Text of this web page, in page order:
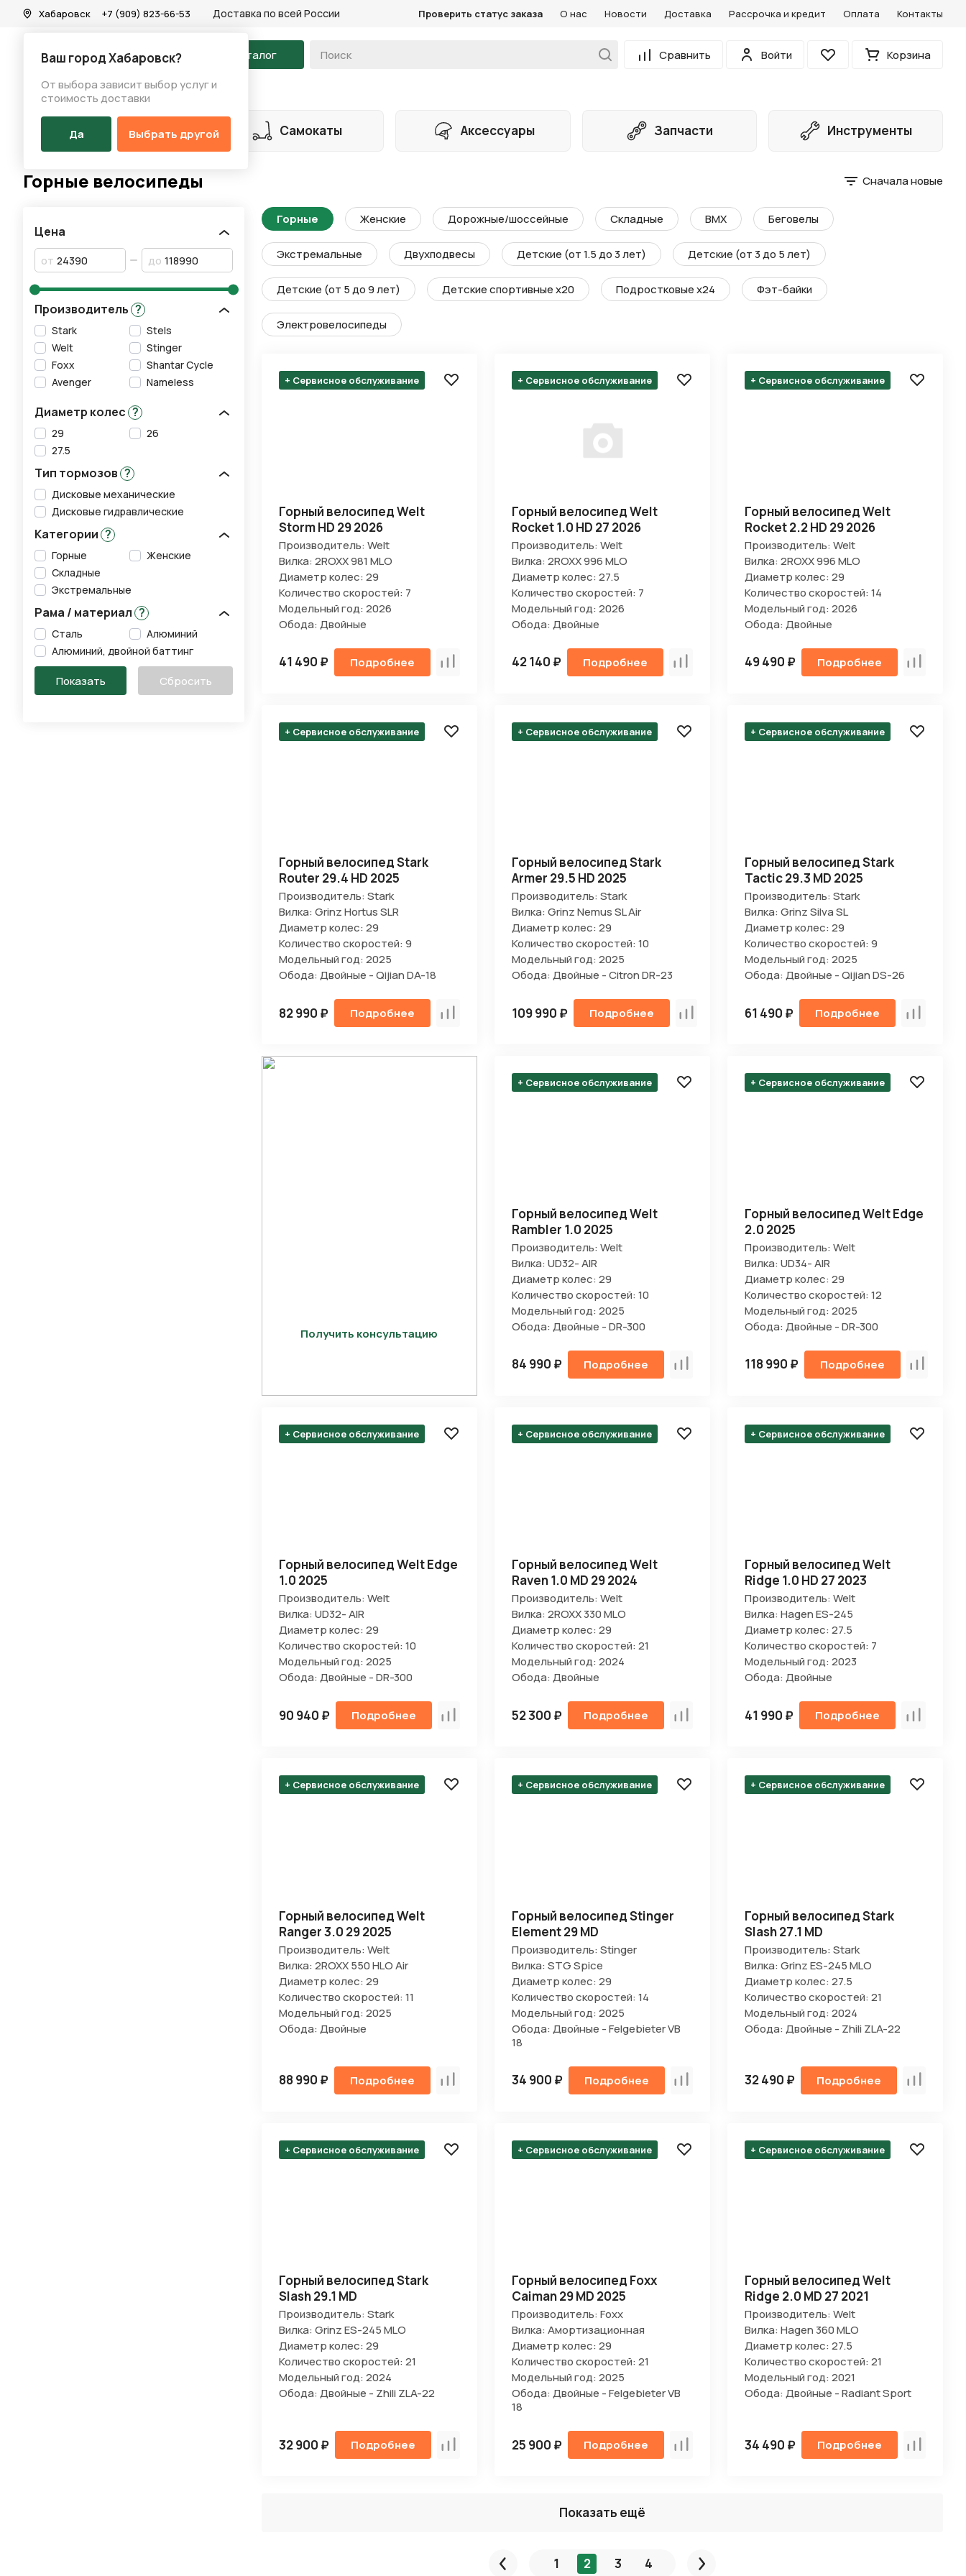
Хабаровск
Ваш город Хабаровск?
От выбора зависит выбор услуг и
стоимость доставки
Да Выбрать другой
+7 (909) 823-66-53 Доставка по всей России Проверить статус заказа О нас Новости Доставка Рассрочка и кредит Оплата Контакты
На главную Каталог Сравнить
Войти
Избранное Корзина
Каталог/Велосипеды/Горные велосипеды
Разделы каталога
Велосипеды Самокаты Аксессуары Запчасти Инструменты
Горные велосипеды Сначала новые
Цена
от до
Производитель ?
Stark
Stels
Welt
Stinger
Foxx
Shantar Cycle
Avenger
Nameless
Диаметр колес ?
29
26
27.5
Тип тормозов ?
Дисковые механические
Дисковые гидравлические
Категории ?
Горные
Женские
Складные
Экстремальные
Рама / материал ?
Сталь
Алюминий
Алюминий, двойной баттинг
Горные Женские Дорожные/шоссейные Складные BMX Беговелы
Экстремальные Двухподвесы Детские (от 1.5 до 3 лет) Детские (от 3 до 5 лет)
Детские (от 5 до 9 лет) Детские спортивные х20 Подростковые х24 Фэт-байки
Электровелосипеды
+ Сервисное обслуживание
Горный велосипед Welt
Storm HD 29 2026
Производитель: Welt
Вилка: 2ROXX 981 MLO
Диаметр колес: 29
Количество скоростей: 7
Модельный год: 2026
Обода: Двойные
41 490 ₽ Подробнее Сравнить
+ Сервисное обслуживание
Горный велосипед Welt
Rocket 1.0 HD 27 2026
Производитель: Welt
Вилка: 2ROXX 996 MLO
Диаметр колес: 27.5
Количество скоростей: 7
Модельный год: 2026
Обода: Двойные
42 140 ₽ Подробнее Сравнить
+ Сервисное обслуживание
Горный велосипед Welt
Rocket 2.2 HD 29 2026
Производитель: Welt
Вилка: 2ROXX 996 MLO
Диаметр колес: 29
Количество скоростей: 14
Модельный год: 2026
Обода: Двойные
49 490 ₽ Подробнее Сравнить
+ Сервисное обслуживание
Горный велосипед Stark
Router 29.4 HD 2025
Производитель: Stark
Вилка: Grinz Hortus SLR
Диаметр колес: 29
Количество скоростей: 9
Модельный год: 2025
Обода: Двойные - Qijian DA-18
82 990 ₽ Подробнее Сравнить
+ Сервисное обслуживание
Горный велосипед Stark
Armer 29.5 HD 2025
Производитель: Stark
Вилка: Grinz Nemus SL Air
Диаметр колес: 29
Количество скоростей: 10
Модельный год: 2025
Обода: Двойные - Citron DR-23
109 990 ₽ Подробнее Сравнить
+ Сервисное обслуживание
Горный велосипед Stark
Tactic 29.3 MD 2025
Производитель: Stark
Вилка: Grinz Silva SL
Диаметр колес: 29
Количество скоростей: 9
Модельный год: 2025
Обода: Двойные - Qijian DS-26
61 490 ₽ Подробнее Сравнить
Получить консультацию
+ Сервисное обслуживание
Горный велосипед Welt
Rambler 1.0 2025
Производитель: Welt
Вилка: UD32- AIR
Диаметр колес: 29
Количество скоростей: 10
Модельный год: 2025
Обода: Двойные - DR-300
84 990 ₽ Подробнее Сравнить
+ Сервисное обслуживание
Горный велосипед Welt Edge
2.0 2025
Производитель: Welt
Вилка: UD34- AIR
Диаметр колес: 29
Количество скоростей: 12
Модельный год: 2025
Обода: Двойные - DR-300
118 990 ₽ Подробнее
+ Сервисное обслуживание
Горный велосипед Welt Edge
1.0 2025
Производитель: Welt
Вилка: UD32- AIR
Диаметр колес: 29
Количество скоростей: 10
Модельный год: 2025
Обода: Двойные - DR-300
90 940 ₽ Подробнее Сравнить
+ Сервисное обслуживание
Горный велосипед Welt
Raven 1.0 MD 29 2024
Производитель: Welt
Вилка: 2ROXX 330 MLO
Диаметр колес: 29
Количество скоростей: 21
Модельный год: 2024
Обода: Двойные
52 300 ₽ Подробнее Сравнить
+ Сервисное обслуживание
Горный велосипед Welt
Ridge 1.0 HD 27 2023
Производитель: Welt
Вилка: Hagen ES-245
Диаметр колес: 27.5
Количество скоростей: 7
Модельный год: 2023
Обода: Двойные
41 990 ₽ Подробнее Сравнить
+ Сервисное обслуживание
Горный велосипед Welt
Ranger 3.0 29 2025
Производитель: Welt
Вилка: 2ROXX 550 HLO Air
Диаметр колес: 29
Количество скоростей: 11
Модельный год: 2025
Обода: Двойные
88 990 ₽ Подробнее Сравнить
+ Сервисное обслуживание
Горный велосипед Stinger
Element 29 MD
Производитель: Stinger
Вилка: STG Spice
Диаметр колес: 29
Количество скоростей: 14
Модельный год: 2025
Обода: Двойные - Felgebieter VB
18
34 900 ₽ Подробнее Сравнить
+ Сервисное обслуживание
Горный велосипед Stark
Slash 27.1 MD
Производитель: Stark
Вилка: Grinz ES-245 MLO
Диаметр колес: 27.5
Количество скоростей: 21
Модельный год: 2024
Обода: Двойные - Zhili ZLA-22
32 490 ₽ Подробнее Сравнить
+ Сервисное обслуживание
Горный велосипед Stark
Slash 29.1 MD
Производитель: Stark
Вилка: Grinz ES-245 MLO
Диаметр колес: 29
Количество скоростей: 21
Модельный год: 2024
Обода: Двойные - Zhili ZLA-22
32 900 ₽ Подробнее Сравнить
+ Сервисное обслуживание
Горный велосипед Foxx
Caiman 29 MD 2025
Производитель: Foxx
Вилка: Амортизационная
Диаметр колес: 29
Количество скоростей: 21
Модельный год: 2025
Обода: Двойные - Felgebieter VB
18
25 900 ₽ Подробнее Сравнить
+ Сервисное обслуживание
Горный велосипед Welt
Ridge 2.0 MD 27 2021
Производитель: Welt
Вилка: Hagen 360 MLO
Диаметр колес: 27.5
Количество скоростей: 21
Модельный год: 2021
Обода: Двойные - Radiant Sport
34 490 ₽ Подробнее Сравнить
Показать ещё
Пред. 1 2 3 4 След.
Отправить
персональных данных и соглашаетесь с политикой конфиденциальности